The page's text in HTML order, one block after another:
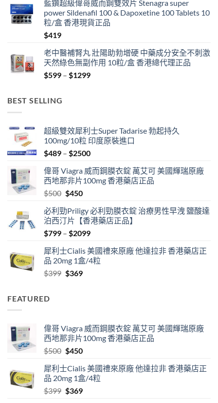
藍鑽超級偉哥威而鋼雙效片 Stenagra super
power Sildenafil 100 & Dapoxetine 100 Tablets 10
粒/盒 香港現貨正品
$419
老中醫補腎丸 壯陽助勃增硬 中藥成分安全不刺激
天然綠色無副作用 10粒/盒 香港總代理正品
$599 – $1299Price
BEST SELLING
超級雙效犀利士Super Tadarise 勃起持久
100mg/10粒 印度原裝進口
$489 – $2500Price
$489
through
偉哥 Viagra 威而鋼膜衣錠 萬艾可 美國輝瑞原廠
西地那非片100mg 香港藥店正品
$500 Original
was:
$500.
$450Current
is:
$450.
必利勁Priligy 必利勁膜衣錠 治療男性早洩 鹽酸達
泊西汀片【香港藥店正品】
$799 – $2099Price
$799
through
犀利士Cialis 美國禮來原廠 他達拉非 香港藥店正
品 20mg 1盒/4粒
$399 Original
$369Current
FEATURED
偉哥 Viagra 威而鋼膜衣錠 萬艾可 美國輝瑞原廠
西地那非片100mg 香港藥店正品
$500 Original
was:
$500.
$450Current
is:
$450.
犀利士Cialis 美國禮來原廠 他達拉非 香港藥店正
品 20mg 1盒/4粒
$399 Original
$369Current